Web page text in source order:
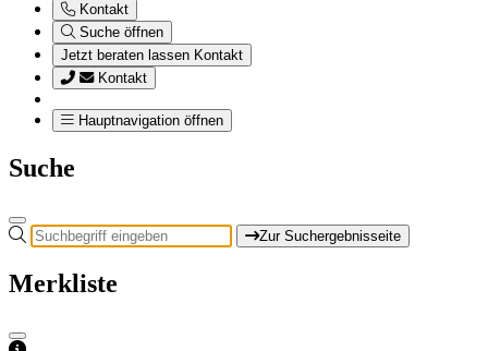
Kontakt
Suche öffnen
Jetzt beraten lassen Kontakt
Kontakt
Hauptnavigation öffnen
Suche
Zur Suchergebnisseite
Merkliste